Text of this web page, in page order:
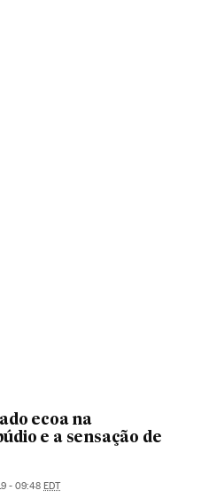
ecoa na
e a sensação de
- 09:48 EDT